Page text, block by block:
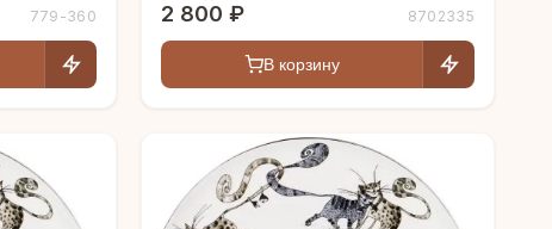
779-360 2 800 ₽ 8702335
В корзину